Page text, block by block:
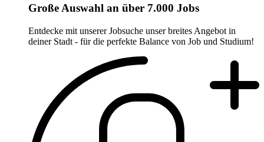
Große Auswahl an über 7.000 Jobs
Entdecke mit unserer Jobsuche unser breites Angebot in
deiner Stadt - für die perfekte Balance von Job und Studium!